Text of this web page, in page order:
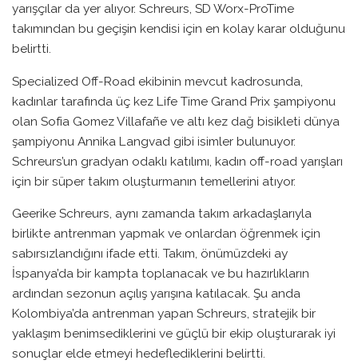
yarışçılar da yer alıyor. Schreurs, SD Worx-ProTime
takımından bu geçişin kendisi için en kolay karar olduğunu
belirtti.
Specialized Off-Road ekibinin mevcut kadrosunda,
kadınlar tarafında üç kez Life Time Grand Prix şampiyonu
olan Sofia Gomez Villafañe ve altı kez dağ bisikleti dünya
şampiyonu Annika Langvad gibi isimler bulunuyor.
Schreurs’un gradyan odaklı katılımı, kadın off-road yarışları
için bir süper takım oluşturmanın temellerini atıyor.
Geerike Schreurs, aynı zamanda takım arkadaşlarıyla
birlikte antrenman yapmak ve onlardan öğrenmek için
sabırsızlandığını ifade etti. Takım, önümüzdeki ay
İspanya’da bir kampta toplanacak ve bu hazırlıkların
ardından sezonun açılış yarışına katılacak. Şu anda
Kolombiya’da antrenman yapan Schreurs, stratejik bir
yaklaşım benimsediklerini ve güçlü bir ekip oluşturarak iyi
sonuçlar elde etmeyi hedeflediklerini belirtti.